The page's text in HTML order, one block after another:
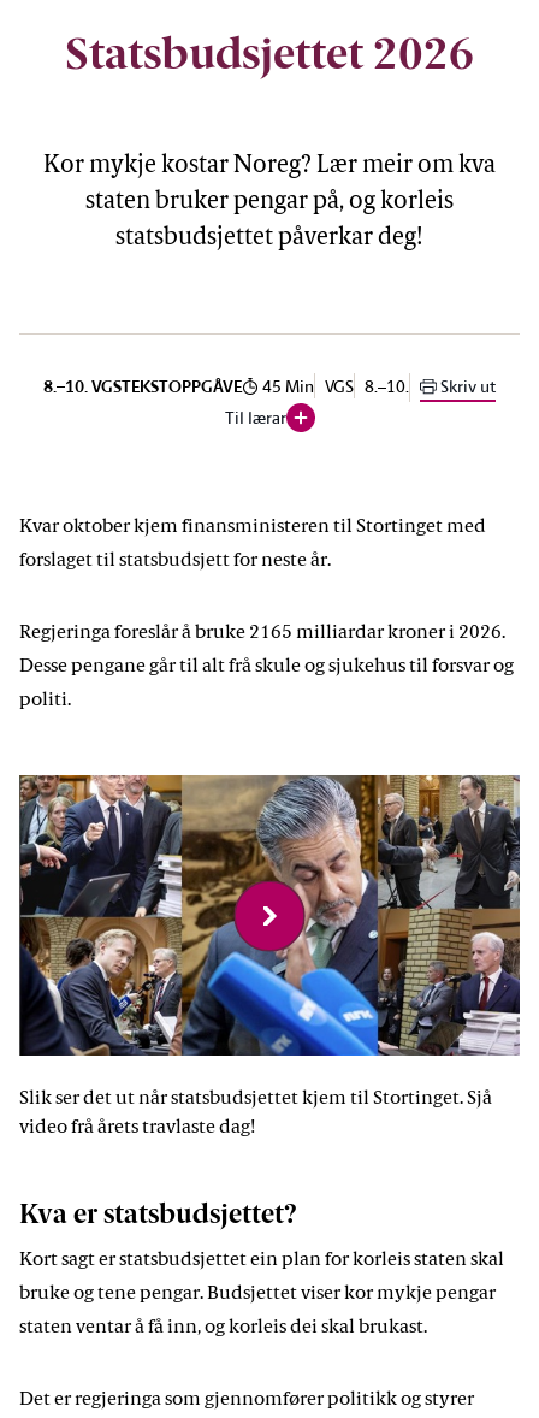
Statsbudsjettet 2026
Kor mykje kostar Noreg? Lær meir om kva
staten bruker pengar på, og korleis
statsbudsjettet påverkar deg!
8.–10. VGSTEKSTOPPGÅVE 45 Min VGS 8.–10.
Skriv ut
Til lærar
:Åpne dialogvindu:
Kvar oktober kjem finansministeren til Stortinget med
forslaget til statsbudsjett for neste år.
Regjeringa foreslår å bruke 2165 milliardar kroner i 2026.
Desse pengane går til alt frå skule og sjukehus til forsvar og
politi.
01:01
Slik ser det ut når statsbudsjettet kjem til Stortinget. Sjå
video frå årets travlaste dag!
Kva er statsbudsjettet?
Kort sagt er statsbudsjettet ein plan for korleis staten skal
bruke og tene pengar. Budsjettet viser kor mykje pengar
staten ventar å få inn, og korleis dei skal brukast.
Det er regjeringa som gjennomfører politikk og styrer